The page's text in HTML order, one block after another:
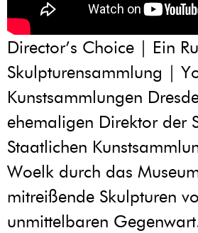
Director’s Choice | Ein
Skulpturensammlung |
Kunstsammlungen
ehemaligen Direktor der
Staatlichen
Woelk durch das
mitreißende Skulpturen
unmittelbaren